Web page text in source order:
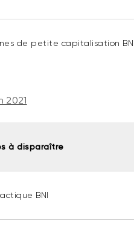
de petite capitalisation
2021
à disparaître
BNI